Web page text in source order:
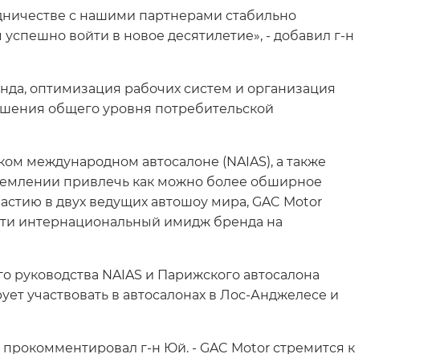
с нашими партнерами стабильно
войти в новое десятилетие», - добавил г-н
оптимизация рабочих систем и организация
общего уровня потребительской
международном автосалоне (NAIAS), а также
привлечь как можно более обширное
в двух ведущих автошоу мира, GAC Motor
интернациональный имидж бренда на
NAIAS и Парижского автосалона
участвовать в автосалонах в Лос-Анджелесе и
г-н Юй. - GAC Motor стремится к